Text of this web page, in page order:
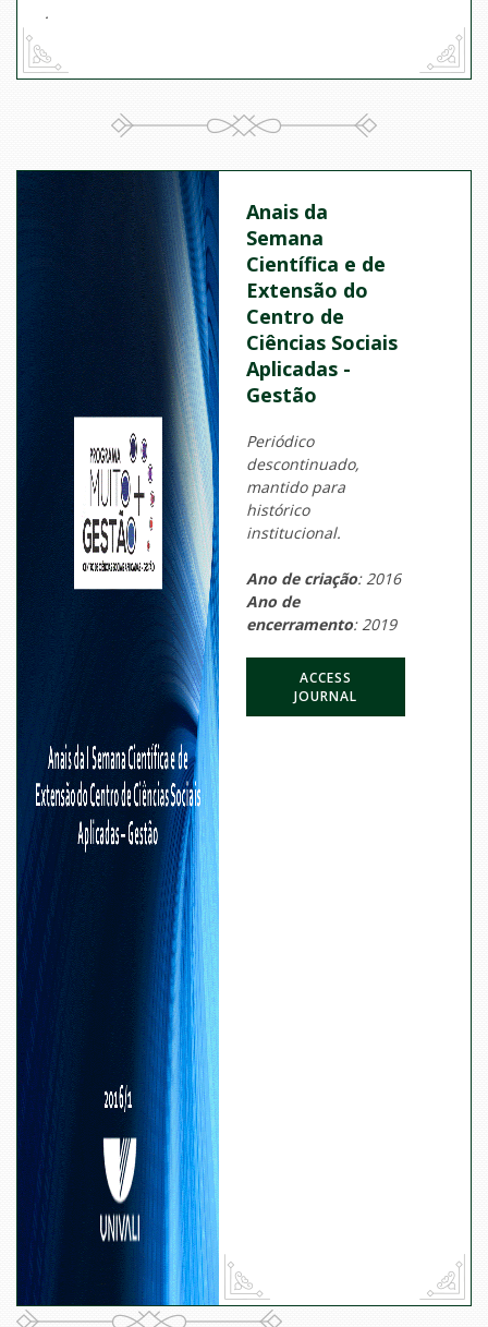
.
Anais da
Semana
Científica e de
Extensão do
Centro de
Ciências Sociais
Aplicadas -
Gestão
Periódico
descontinuado,
mantido para
histórico
institucional.
Ano de criação: 2016
Ano de
encerramento: 2019
ACCESS
JOURNAL